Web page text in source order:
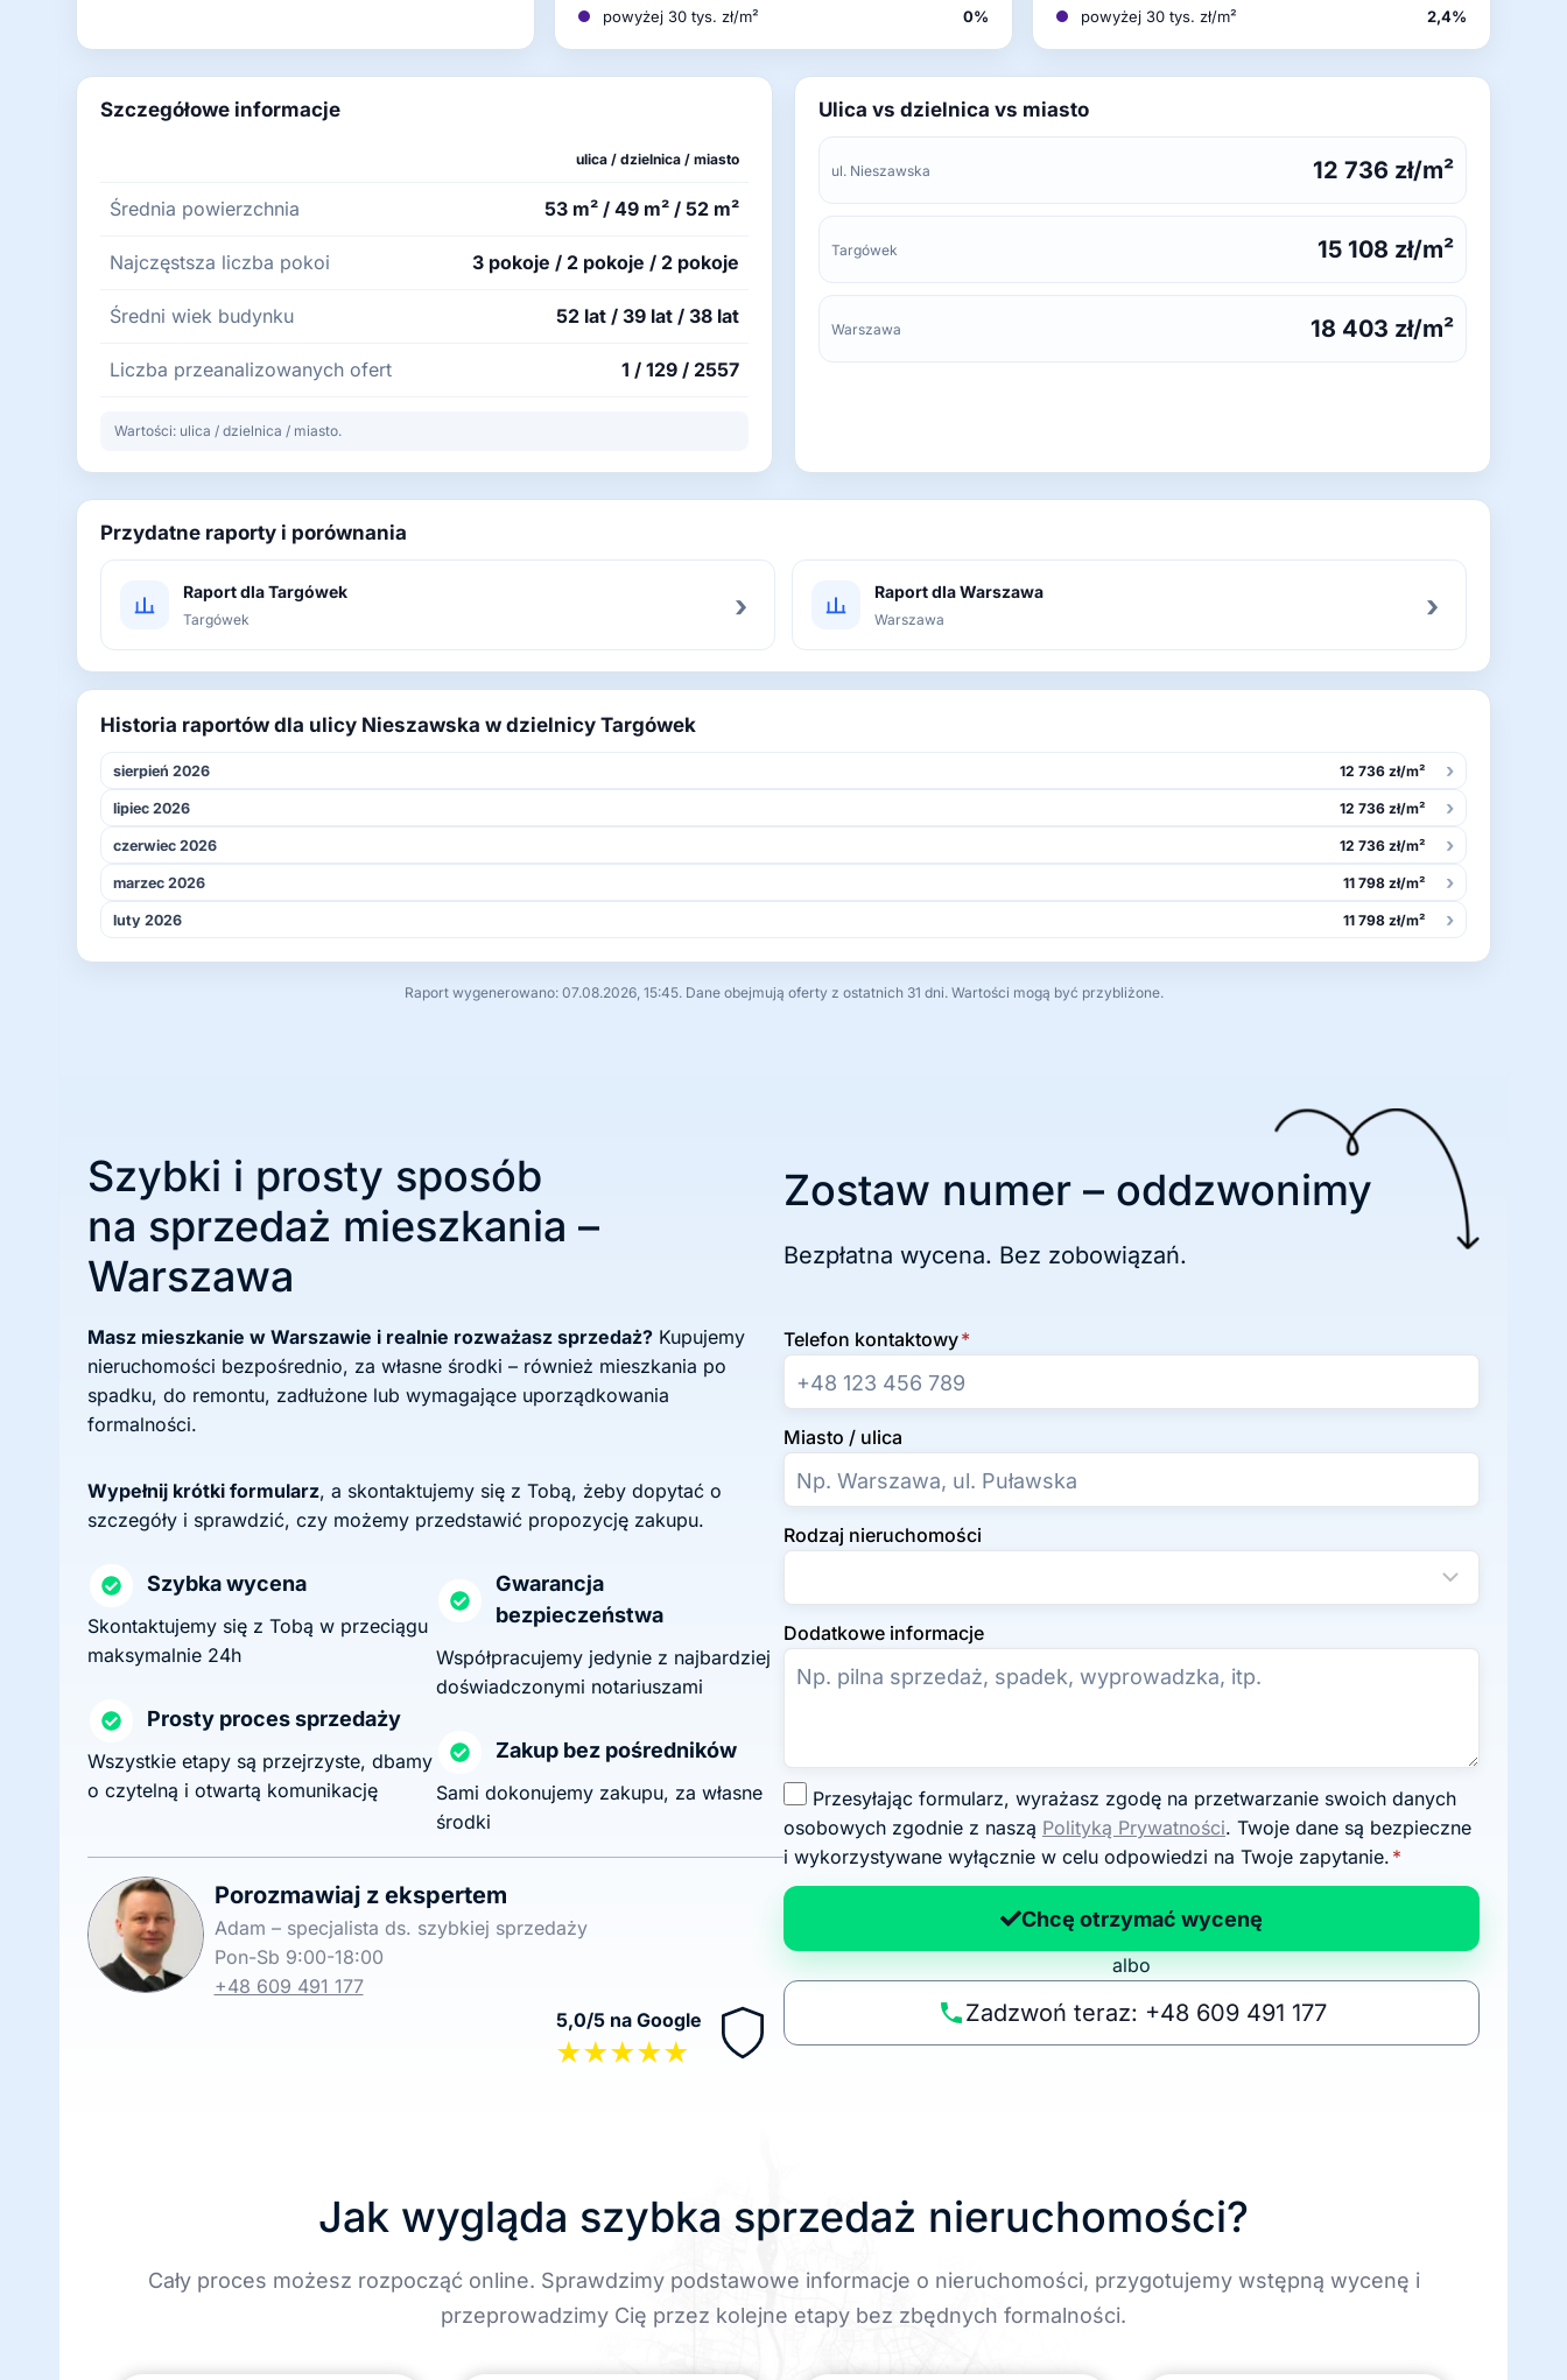
powyżej 30 tys. zł/m²
0%
powyżej 30 tys. zł/m²
2,4%
Szczegółowe informacje
ulica / dzielnica / miasto
Średnia powierzchnia 53 m² / 49 m² / 52 m²
Najczęstsza liczba pokoi 3 pokoje / 2 pokoje / 2 pokoje
Średni wiek budynku 52 lat / 39 lat / 38 lat
Liczba przeanalizowanych ofert 1 / 129 / 2557
Wartości: ulica / dzielnica / miasto.
Ulica vs dzielnica vs miasto
ul. Nieszawska 12 736 zł/m²
Targówek 15 108 zł/m²
Warszawa 18 403 zł/m²
Przydatne raporty i porównania
Raport dla Targówek
Targówek › Raport dla Warszawa
Warszawa ›
Historia raportów dla ulicy Nieszawska w dzielnicy Targówek
sierpień 2026 12 736 zł/m² ›
lipiec 2026 12 736 zł/m² ›
czerwiec 2026 12 736 zł/m² ›
marzec 2026 11 798 zł/m² ›
luty 2026 11 798 zł/m² ›
Raport wygenerowano: 07.08.2026, 15:45. Dane obejmują oferty z ostatnich 31 dni. Wartości mogą być przybliżone.
Szybki i prosty sposób
na sprzedaż mieszkania –
Warszawa
Masz mieszkanie w Warszawie i realnie rozważasz sprzedaż? Kupujemy
nieruchomości bezpośrednio, za własne środki – również mieszkania po
spadku, do remontu, zadłużone lub wymagające uporządkowania
formalności.
Wypełnij krótki formularz, a skontaktujemy się z Tobą, żeby dopytać o
szczegóły i sprawdzić, czy możemy przedstawić propozycję zakupu.
Szybka wycena
Skontaktujemy się z Tobą w przeciągu
maksymalnie 24h
Prosty proces sprzedaży
Wszystkie etapy są przejrzyste, dbamy
o czytelną i otwartą komunikację
Gwarancja
bezpieczeństwa
Współpracujemy jedynie z najbardziej
doświadczonymi notariuszami
Zakup bez pośredników
Sami dokonujemy zakupu, za własne
środki
Porozmawiaj z ekspertem
Adam – specjalista ds. szybkiej sprzedaży
Pon-Sb 9:00-18:00
+48 609 491 177
5,0/5 na Google
★★★★★
Zostaw numer – oddzwonimy
Bezpłatna wycena. Bez zobowiązań.
Telefon kontaktowy*
Miasto / ulica
Rodzaj nieruchomości
Dodatkowe informacje
g
o
d
n
p
o
osobowych zgodnie z naszą Polityką Prywatności. Twoje dane są bezpieczne
i wykorzystywane wyłącznie w celu odpowiedzi na Twoje zapytanie. *
Chcę otrzymać wycenę
albo
Zadzwoń teraz: +48 609 491 177
Jak wygląda szybka sprzedaż nieruchomości?
Cały proces możesz rozpocząć online. Sprawdzimy podstawowe informacje o nieruchomości, przygotujemy wstępną wycenę i
przeprowadzimy Cię przez kolejne etapy bez zbędnych formalności.